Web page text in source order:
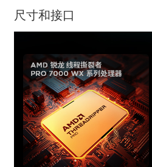
尺寸和接口